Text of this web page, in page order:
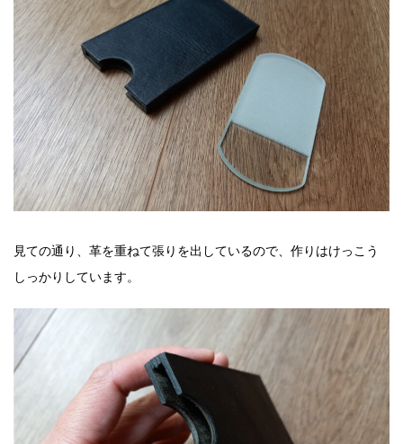
見ての通り、革を重ねて張りを出しているので、作りはけっこう
しっかりしています。